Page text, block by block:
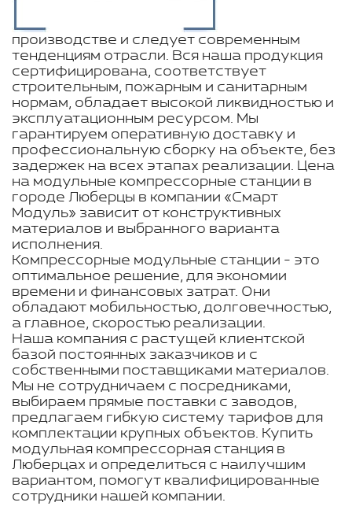
производстве и следует современным
тенденциям отрасли. Вся наша продукция
сертифицирована, соответствует
строительным, пожарным и санитарным
нормам, обладает высокой ликвидностью и
эксплуатационным ресурсом. Мы
гарантируем оперативную доставку и
профессиональную сборку на объекте, без
задержек на всех этапах реализации. Цена
на модульные компрессорные станции в
городе Люберцы в компании «Смарт
Модуль» зависит от конструктивных
материалов и выбранного варианта
исполнения.
Компрессорные модульные станции - это
оптимальное решение, для экономии
времени и финансовых затрат. Они
обладают мобильностью, долговечностью,
а главное, скоростью реализации.
Наша компания с растущей клиентской
базой постоянных заказчиков и с
собственными поставщиками материалов.
Мы не сотрудничаем с посредниками,
выбираем прямые поставки с заводов,
предлагаем гибкую систему тарифов для
комплектации крупных объектов. Купить
модульная компрессорная станция в
Люберцах и определиться с наилучшим
вариантом, помогут квалифицированные
сотрудники нашей компании.